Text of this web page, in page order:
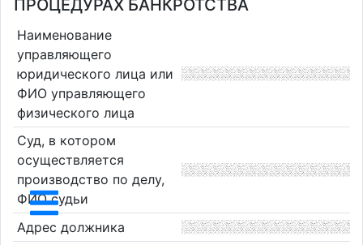
ПРОЦЕДУРАХ БАНКРОТСТВА
Наименование
управляющего
юридического лица или
ФИО управляющего
физического лица
Суд, в котором
осуществляется
производство по делу,
ФИО судьи
Адрес должника